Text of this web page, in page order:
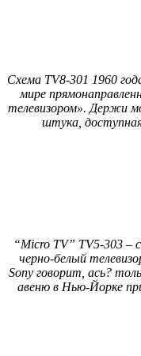
Схема TV8-301 1960
мире
телевизором». Держи
штука, доступная
“Micro TV” TV5-303
черно-белый
Sony говорит, ась?
авеню в Нью-Йорке